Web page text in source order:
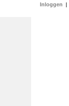
Inloggen |